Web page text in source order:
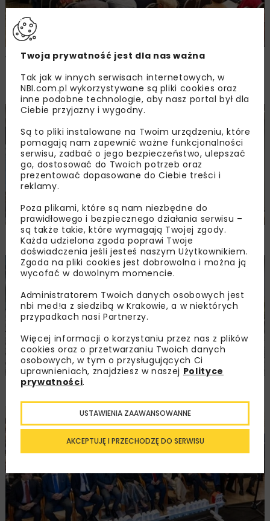
Walne zgromadzenie członków
Ogólnopolskiej Izby Gospodarczej
Drogownictwa
BUDOWNICTWO DROGI ENERGETYKA
KOLEJ
MOSTY TUNELE ARCHIWUM NBI WYDARZENIA
Młodzi Liderzy Budownictwa 2026
MOTORYZACJA ARCHIWUM NBI WYDARZENIA
JAC T8 Pro – solidny robotnik
Twoja prywatność jest dla nas ważna
Tak jak w innych serwisach internetowych, w
NBI.com.pl wykorzystywane są pliki cookies oraz
inne podobne technologie, aby nasz portal był dla
Ciebie przyjazny i wygodny.
Są to pliki instalowane na Twoim urządzeniu, które
pomagają nam zapewnić ważne funkcjonalności
serwisu, zadbać o jego bezpieczeństwo, ulepszać
go, dostosować do Twoich potrzeb oraz
prezentować dopasowane do Ciebie treści i
reklamy.
Poza plikami, które są nam niezbędne do
prawidłowego i bezpiecznego działania serwisu –
są także takie, które wymagają Twojej zgody.
Każda udzielona zgoda poprawi Twoje
doświadczenia jeśli jesteś naszym Użytkownikiem.
Zgoda na pliki cookies jest dobrowolna i można ją
wycofać w dowolnym momencie.
Administratorem Twoich danych osobowych jest
nbi med!a z siedzibą w Krakowie, a w niektórych
przypadkach nasi Partnerzy.
Więcej informacji o korzystaniu przez nas z plików
cookies oraz o przetwarzaniu Twoich danych
osobowych, w tym o przysługujących Ci
uprawnieniach, znajdziesz w naszej Polityce
prywatności.
AKCEPTUJĘ I PRZECHODZĘ DO SERWISU
USTAWIENIA ZAAWANSOWANNE